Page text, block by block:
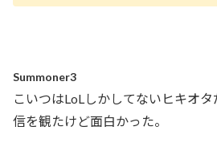
Summoner3
こいつはLoLしかしてないヒキオ
信を観たけど面白かった。